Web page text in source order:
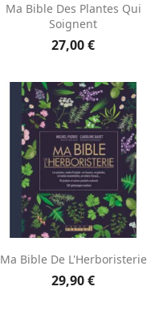
Ma Bible Des Plantes Qui
Soignent
27,00 €
Ma Bible De L'Herboristerie
29,90 €